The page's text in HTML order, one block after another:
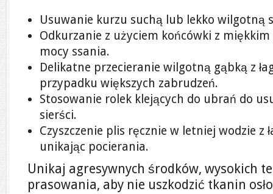
Usuwanie kurzu suchą lub lekko wilgotną
Odkurzanie z użyciem końcówki z
mocy ssania.
Delikatne przecieranie wilgotną gąbką z
przypadku większych zabrudzeń.
Stosowanie rolek klejących do ubrań do
sierści.
Czyszczenie plis ręcznie w letniej wodzie z
unikając pocierania.
Unikaj agresywnych środków, wysokich
prasowania, aby nie uszkodzić tkanin